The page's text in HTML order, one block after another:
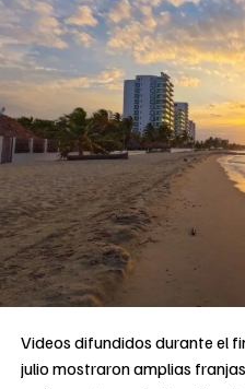
Videos difundidos durante el
julio mostraron amplias